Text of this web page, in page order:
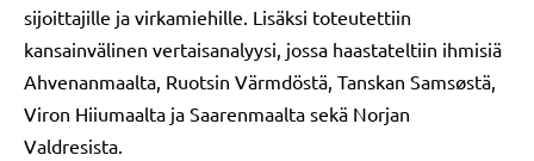
sijoittajille ja virkamiehille. Lisäksi toteutettiin
kansainvälinen vertaisanalyysi, jossa haastateltiin ihmisiä
Ahvenanmaalta, Ruotsin Värmdöstä, Tanskan Samsøstä,
Viron Hiiumaalta ja Saarenmaalta sekä Norjan
Valdresista.